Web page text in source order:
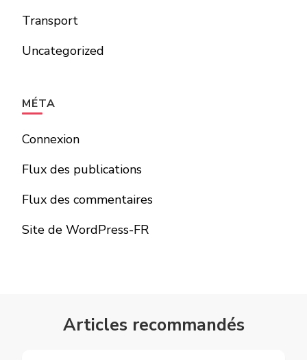
Transport
Uncategorized
MÉTA
Connexion
Flux des publications
Flux des commentaires
Site de WordPress-FR
Articles recommandés